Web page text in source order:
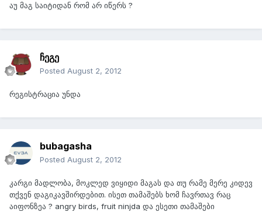
აუ მაგ საიტიდან რომ არ იწერს ?
ჩეგე
Posted August 2, 2012
რეგისტრაცია უნდა
bubagasha
Posted August 2, 2012
კარგი მადლობა, მოკლედ ვიყიდი მაგას და თუ რამე მერე კიდევ
თქვენ დაგიკავშირდებით. ისეთ თამაშებს ხომ ჩავრთავ რაც
აიფონზეა ? angry birds, fruit ninjda და ესეთი თამაშები